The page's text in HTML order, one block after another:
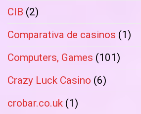
CIB (2)
Comparativa de casinos (1)
Computers, Games (101)
Crazy Luck Casino (6)
crobar.co.uk (1)